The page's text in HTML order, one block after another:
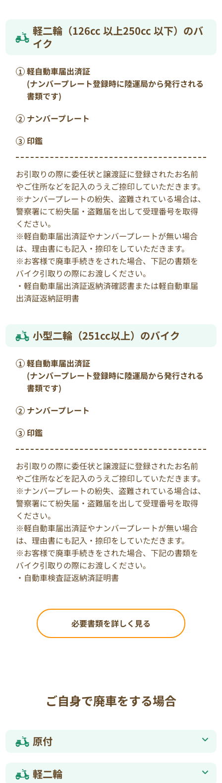
軽二輪（126cc 以上250cc 以下）のバ
イク
軽自動車届出済証
(ナンバープレート登録時に陸運局から発行される
書類です)
ナンバープレート
印鑑
お引取りの際に委任状と譲渡証に登録されたお名前
やご住所などを記入のうえご捺印していただきます。
※ナンバープレートの紛失、盗難されている場合は、
警察署にて紛失届・盗難届を出して受理番号を取得
ください。
※軽自動車届出済証やナンバープレートが無い場合
は、理由書にも記入・捺印をしていただきます。
※お客様で廃車手続きをされた場合、下記の書類を
バイク引取りの際にお渡しください。
・軽自動車届出済証返納済確認書または軽自動車届
出済証返納証明書
小型二輪（251cc以上）のバイク
軽自動車届出済証
(ナンバープレート登録時に陸運局から発行される
書類です)
ナンバープレート
印鑑
お引取りの際に委任状と譲渡証に登録されたお名前
やご住所などを記入のうえご捺印していただきます。
※ナンバープレートの紛失、盗難されている場合は、
警察署にて紛失届・盗難届を出して受理番号を取得
ください。
※軽自動車届出済証やナンバープレートが無い場合
は、理由書にも記入・捺印をしていただきます。
※お客様で廃車手続きをされた場合、下記の書類を
バイク引取りの際にお渡しください。
・自動車検査証返納済証明書
必要書類を詳しく見る
ご自身で廃車をする場合
原付
軽二輪